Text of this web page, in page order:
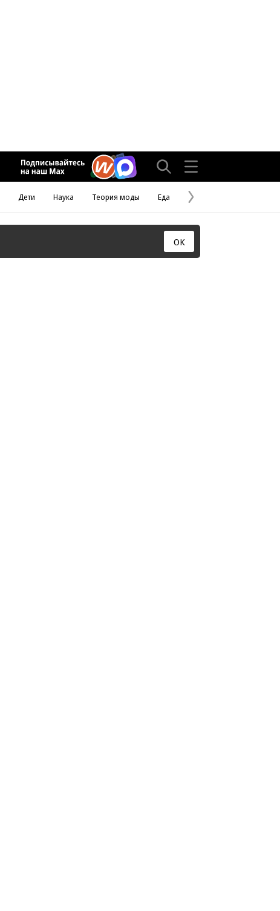
Дети Наука Теория моды Еда
Следующая
страница
ОК